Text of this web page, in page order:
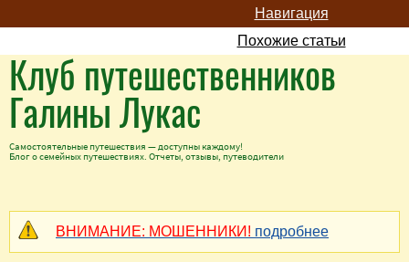
Навигация
Похожие статьи
Клуб путешественников
Галины Лукас
Самостоятельные путешествия — доступны каждому!
Блог о семейных путешествиях. Отчеты, отзывы, путеводители
ВНИМАНИЕ: МОШЕННИКИ! подробнее